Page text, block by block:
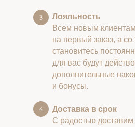
Лояльность
Всем новым
на первый заказ, а со
становитесь
для вас будут
дополнительные
и бонусы.
Доставка в срок
С радостью доставим